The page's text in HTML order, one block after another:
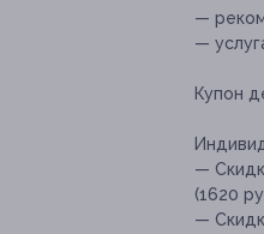
—
—
Купон
—
(1620
—